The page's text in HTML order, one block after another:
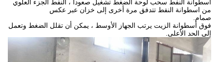
اسطوانة النفط سحب لوحة الضغط تشغيل صعودا ، النفط الجزء العلوي
من اسطوانة النفط تتدفق مرة أخرى إلى خزان عبر عكس
صمام.
فوق أسطوانة الزيت يرتب الجهاز الأوسط ، يمكن أن تقلل الضغط وتعمل
إلى الحد الأعلى.